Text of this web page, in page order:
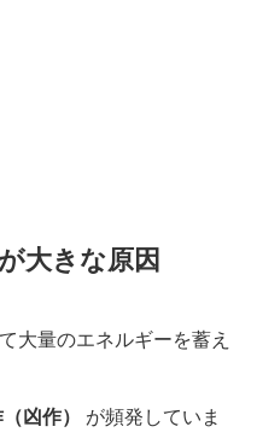
大きな原因
大量のエネルギーを蓄え
凶作）
が頻発していま